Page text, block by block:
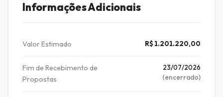
Informações Adicionais
Valor Estimado R$ 1.201.220,00
Fim de Recebimento de
Propostas
23/07/2026
(encerrado)